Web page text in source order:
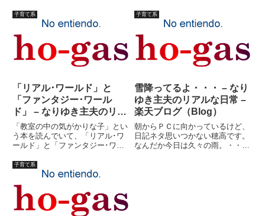
れたりはしていない。（それは私
の寝不足の問題だけではないと思
います、いや、本当）子供達も朝
グズグズしてないし、言えばい
う...
ル、手縫い用蝋引き糸、包装用の
箱や袋などコマゴマしたもの。子
供が帰ってくるまでまだ時間があ
ったので、スーパーによって夕飯
の...
子育て系
「リアル･ワールド」と
「ファンタジー･ワール
ド」 – なりゆき主夫のリア
ルな日常 – 楽天ブログ
（Blog）
「教室の中の気がかりな子」とい
う本を読んでいて、「リアル･ワ
ールド」と「ファンタジー･ワー
した。この本の中の一部で、太田
祐一さんという方が書いている部
分です。ロール・プレイング・ゲ
ーム「サイコ＆マジック」徹底
マ...
子育て系
雪降ってるよ・・・ – なり
ゆき主夫のリアルな日常 –
楽天ブログ（Blog）
朝からＰＣに向かっているけど、
日記ネタ思いつかない穂高です。
なんだか今日は久々の雨。・・・
子育て系